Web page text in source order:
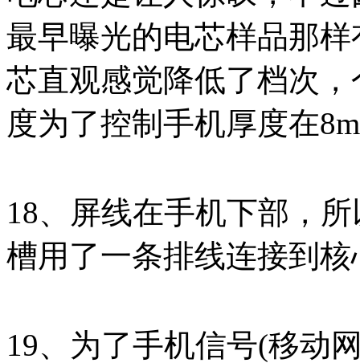
最早曝光的电芯样品那
芯直观感觉降低了档次
度为了控制手机厚度在
18、屏线在手机下部，
槽用了一条排线连接到核
19、为了手机信号(移动